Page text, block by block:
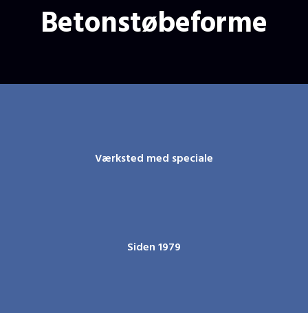
Betonstøbeforme
Værksted med speciale
Siden 1979